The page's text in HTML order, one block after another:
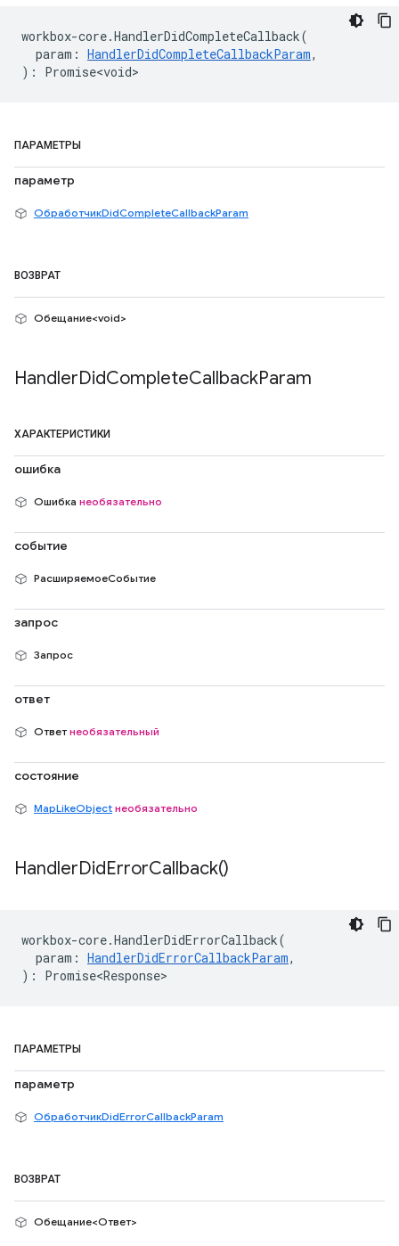
workbox-core.HandlerDidCompleteCallback(
param : HandlerDidCompleteCallbackParam,
) : Promise<void>
ПАРАМЕТРЫ
параметр
ОбработчикDidCompleteCallbackParam
ВОЗВРАТ
Обещание<void>
HandlerDidCompleteCallbackParam
ХАРАКТЕРИСТИКИ
ошибка
Ошибка необязательно
событие
РасширяемоеСобытие
запрос
Запрос
ответ
Ответ необязательный
состояние
MapLikeObject необязательно
HandlerDidErrorCallback()
workbox-core.HandlerDidErrorCallback(
param : HandlerDidErrorCallbackParam,
) : Promise<Response>
ПАРАМЕТРЫ
параметр
ОбработчикDidErrorCallbackParam
ВОЗВРАТ
Обещание<Ответ>